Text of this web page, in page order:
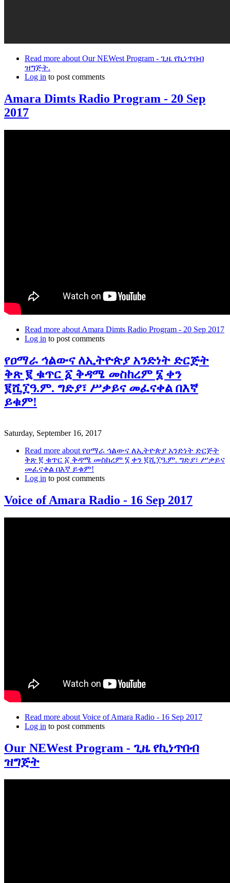
Read more about Our NEWest Program - ጊዜ የኪነጥበብ
ዝግጅት.
Log in to post comments
Amara Dimts Radio Program - 20 Sep
2017
Read more about Amara Dimts Radio Program - 20 Sep 2017
Log in to post comments
የዐማራ ኅልውና ለኢትዮጵያ አንድነት ድርጅት
ቅጽ ፪ ቁጥር ፩ ቅዳሜ መስከረም ፮ ቀን
፪ሺ፲ዓ.ም. ግድያ፣ ሥቃይና መፈናቀል በእኛ
ይቁም!
Saturday, September 16, 2017
Read more about የዐማራ ኅልውና ለኢትዮጵያ አንድነት ድርጅት
ቅጽ ፪ ቁጥር ፩ ቅዳሜ መስከረም ፮ ቀን ፪ሺ፲ዓ.ም. ግድያ፣ ሥቃይና
መፈናቀል በእኛ ይቁም!
Log in to post comments
Voice of Amara Radio - 16 Sep 2017
Read more about Voice of Amara Radio - 16 Sep 2017
Log in to post comments
Our NEWest Program - ጊዜ የኪነጥበብ
ዝግጅት